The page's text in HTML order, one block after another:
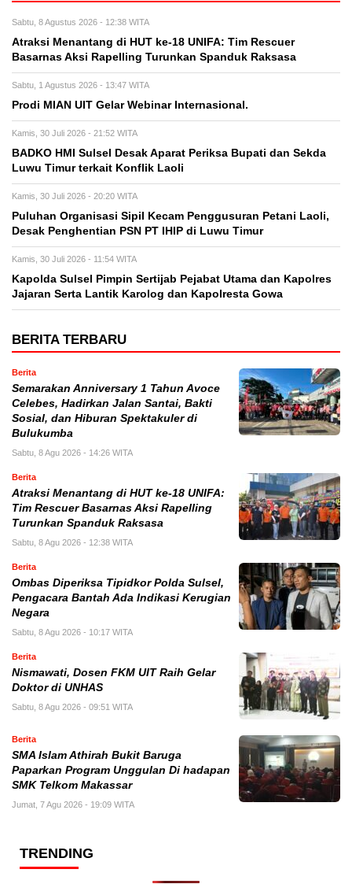
Sabtu, 8 Agustus 2026 - 12:38 WITA
Atraksi Menantang di HUT ke-18 UNIFA: Tim Rescuer
Basarnas Aksi Rapelling Turunkan Spanduk Raksasa
Sabtu, 1 Agustus 2026 - 13:47 WITA
Prodi MIAN UIT Gelar Webinar Internasional.
Kamis, 30 Juli 2026 - 21:52 WITA
BADKO HMI Sulsel Desak Aparat Periksa Bupati dan Sekda
Luwu Timur terkait Konflik Laoli
Kamis, 30 Juli 2026 - 20:20 WITA
Puluhan Organisasi Sipil Kecam Penggusuran Petani Laoli,
Desak Penghentian PSN PT IHIP di Luwu Timur
Kamis, 30 Juli 2026 - 11:54 WITA
Kapolda Sulsel Pimpin Sertijab Pejabat Utama dan Kapolres
Jajaran Serta Lantik Karolog dan Kapolresta Gowa
BERITA TERBARU
Berita
Semarakan Anniversary 1 Tahun Avoce
Celebes, Hadirkan Jalan Santai, Bakti
Sosial, dan Hiburan Spektakuler di
Bulukumba
Sabtu, 8 Agu 2026 - 14:26 WITA
Berita
Atraksi Menantang di HUT ke-18 UNIFA:
Tim Rescuer Basarnas Aksi Rapelling
Turunkan Spanduk Raksasa
Sabtu, 8 Agu 2026 - 12:38 WITA
Berita
Ombas Diperiksa Tipidkor Polda Sulsel,
Pengacara Bantah Ada Indikasi Kerugian
Negara
Sabtu, 8 Agu 2026 - 10:17 WITA
Berita
Nismawati, Dosen FKM UIT Raih Gelar
Doktor di UNHAS
Sabtu, 8 Agu 2026 - 09:51 WITA
Berita
SMA Islam Athirah Bukit Baruga
Paparkan Program Unggulan Di hadapan
SMK Telkom Makassar
Jumat, 7 Agu 2026 - 19:09 WITA
TRENDING